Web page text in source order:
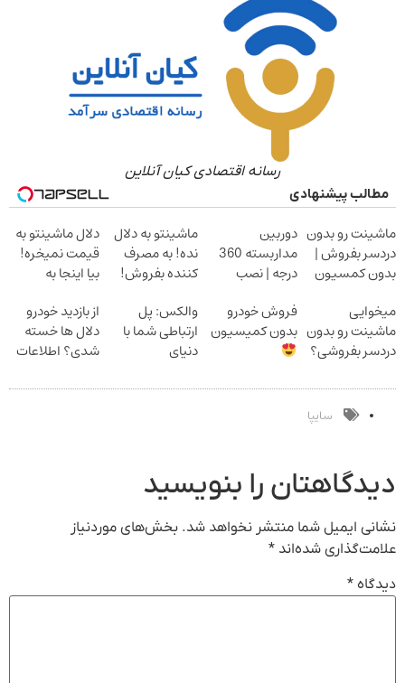
رسانه اقتصادی کیان آنلاین
مطالب پیشنهادی
ماشینت رو بدون
دردسر بفروش |
بدون کمسیون
دوربین
مداربسته 360
درجه | نصب
ماشینتو به دلال
نده! به مصرف
کننده بفروش!
یک تماس
دلال ماشینتو به
قیمت نمیخره!
بیا اینجا به
بفروش*فقط
خریدار واقعی*
میخوایی
ماشینت رو بدون
دردسر بفروشی؟
فروش خودرو
بدون کمیسیون
والکس: پل
ارتباطی شما با
دنیای
دیجیتال
از بازدید خودرو
دلال ها خسته
شدی؟ اطلاعات
ثبت کن
سایپا
دیدگاهتان را بنویسید
نشانی ایمیل شما منتشر نخواهد شد. بخش‌های موردنیاز
علامت‌گذاری شده‌اند *
دیدگاه *